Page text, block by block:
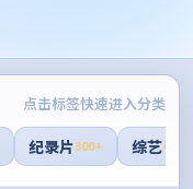
点击标签快速进入分类
纪录片300+ 综艺400+